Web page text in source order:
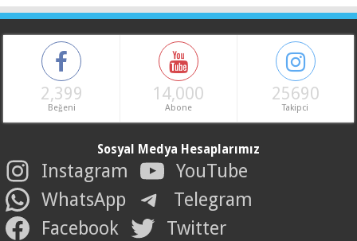
2,399
Beğeni
14,000
Abone
25690
Takipci
Sosyal Medya Hesaplarımız
Instagram
YouTube
WhatsApp
Telegram
Facebook
Twitter